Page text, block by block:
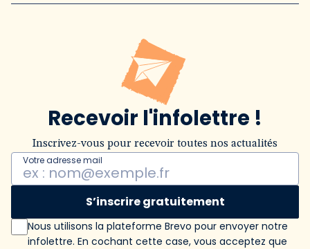
Recevoir l'infolettre !
Inscrivez-vous pour recevoir toutes nos actualités
Votre adresse mail
S’inscrire gratuitement
Nous utilisons la plateforme Brevo pour envoyer notre
infolettre. En cochant cette case, vous acceptez que